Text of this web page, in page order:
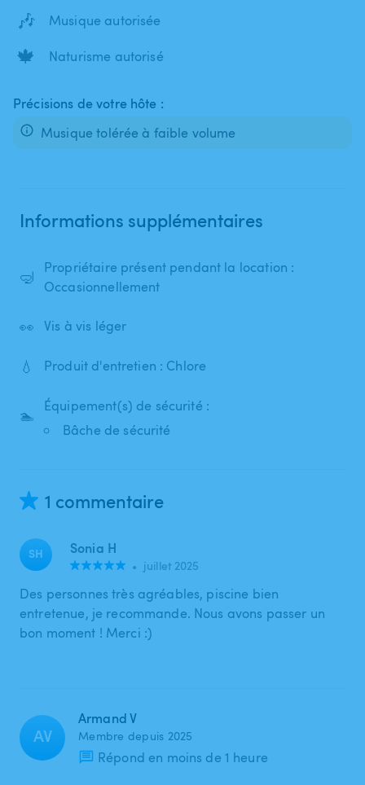
🎶 Musique autorisée
🍁 Naturisme autorisé
Précisions de votre hôte :
Musique tolérée à faible volume
Informations supplémentaires
🤿
Propriétaire présent pendant la location :
Occasionnellement
👀 Vis à vis léger
💧 Produit d'entretien : Chlore
🏊
Équipement(s) de sécurité :
Bâche de sécurité
1 commentaire
SH Sonia H
• juillet 2025
Des personnes très agréables, piscine bien
entretenue, je recommande. Nous avons passer un
bon moment ! Merci :)
AV
Armand V
Membre depuis 2025
Répond en moins de 1 heure